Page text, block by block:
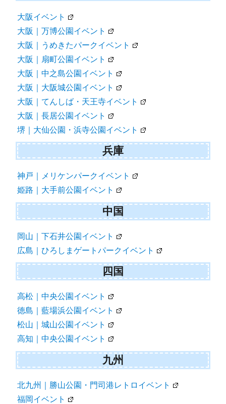
大阪イベント
大阪｜万博公園イベント
大阪｜うめきたパークイベント
大阪｜扇町公園イベント
大阪｜中之島公園イベント
大阪｜大阪城公園イベント
大阪｜てんしば・天王寺イベント
大阪｜長居公園イベント
堺｜大仙公園・浜寺公園イベント
兵庫
神戸｜メリケンパークイベント
姫路｜大手前公園イベント
中国
岡山｜下石井公園イベント
広島｜ひろしまゲートパークイベント
四国
高松｜中央公園イベント
徳島｜藍場浜公園イベント
松山｜城山公園イベント
高知｜中央公園イベント
九州
北九州｜勝山公園・門司港レトロイベント
福岡イベント